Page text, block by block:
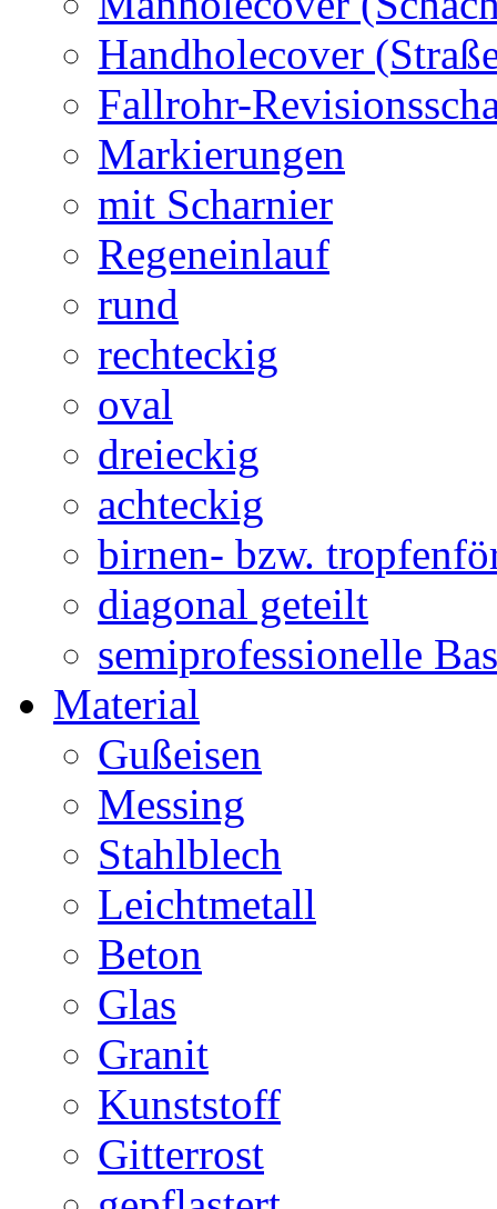
Handholecover
Fallrohr-
Markierungen
mit Scharnier
Regeneinlauf
rund
rechteckig
oval
dreieckig
achteckig
birnen- bzw.
diagonal geteilt
semiprofessionelle
Material
Gußeisen
Messing
Stahlblech
Leichtmetall
Beton
Glas
Granit
Kunststoff
Gitterrost